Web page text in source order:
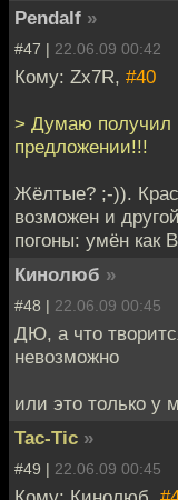
Pendalf »
#47 | 22.06.09 00:42
Кому: Zx7R, #40
> Думаю получил
предложении!!!
Жёлтые? ;-)).
возможен и
погоны: умён как
Кинолюб »
#48 | 22.06.09 00:45
ДЮ, а что
невозможно
или это только у
Tac-Tic »
#49 | 22.06.09 00:45